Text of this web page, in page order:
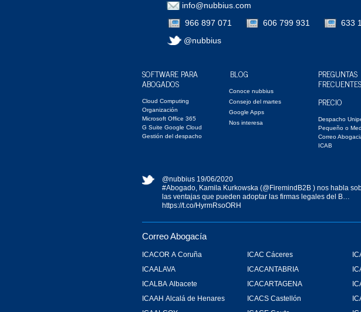
info@nubbius.com
966 897 071
606 799 931
633
@nubbius
SOFTWARE PARA
ABOGADOS
Cloud Computing
Organización
Microsoft Office 365
G Suite Google Cloud
Gestión del despacho
BLOG
Conoce nubbius
Consejo del martes
Google Apps
Nos interesa
PREGUNTAS
FRECUENTES
PRECIO
Despacho
Pequeño o
Correo
ICAB
@nubbius 19/06/2020
#Abogado, Kamila Kurkowska (@FiremindB2B ) nos habla
las ventajas que pueden adoptar las firmas legales del B…
https://t.co/HyrmRsoORH
Correo Abogacía
ICACOR A Coruña
ICAALAVA
ICALBA Albacete
ICAAH Alcalá de Henares
ICAC Cáceres
ICACANTABRIA
ICACARTAGENA
ICACS Castellón